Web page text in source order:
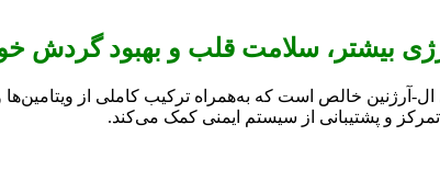
آرژنین خالص است که به‌همراه ترکیب کاملی از
و پشتیبانی از سیستم ایمنی کمک می‌کند.